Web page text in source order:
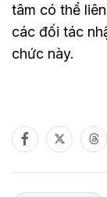
tâm có thể
các đối tác
chức này.